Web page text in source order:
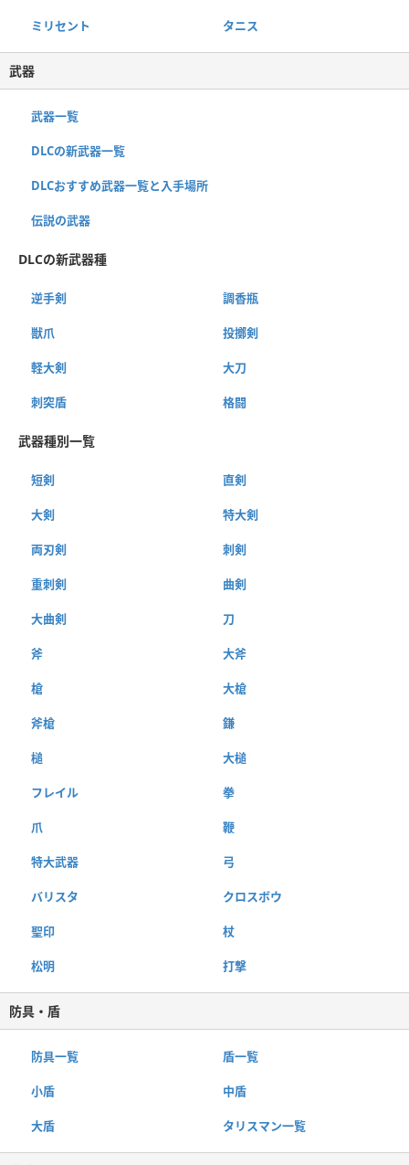
ミリセント タニス
武器
武器一覧
DLCの新武器一覧
DLCおすすめ武器一覧と入手場所
伝説の武器
DLCの新武器種
逆手剣 調香瓶
獣爪 投擲剣
軽大剣 大刀
刺突盾 格闘
武器種別一覧
短剣 直剣
大剣 特大剣
両刃剣 刺剣
重刺剣 曲剣
大曲剣 刀
斧 大斧
槍 大槍
斧槍 鎌
槌 大槌
フレイル 拳
爪 鞭
特大武器 弓
バリスタ クロスボウ
聖印 杖
松明 打撃
防具・盾
防具一覧 盾一覧
小盾 中盾
大盾 タリスマン一覧